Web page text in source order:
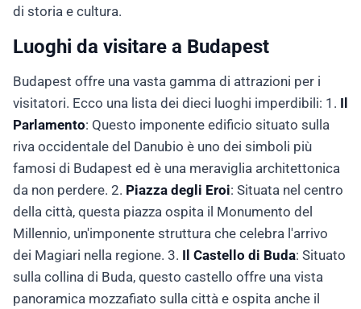
di storia e cultura.
Luoghi da visitare a Budapest
Budapest offre una vasta gamma di attrazioni per i
visitatori. Ecco una lista dei dieci luoghi imperdibili: 1. Il
Parlamento: Questo imponente edificio situato sulla
riva occidentale del Danubio è uno dei simboli più
famosi di Budapest ed è una meraviglia architettonica
da non perdere. 2. Piazza degli Eroi: Situata nel centro
della città, questa piazza ospita il Monumento del
Millennio, un'imponente struttura che celebra l'arrivo
dei Magiari nella regione. 3. Il Castello di Buda: Situato
sulla collina di Buda, questo castello offre una vista
panoramica mozzafiato sulla città e ospita anche il